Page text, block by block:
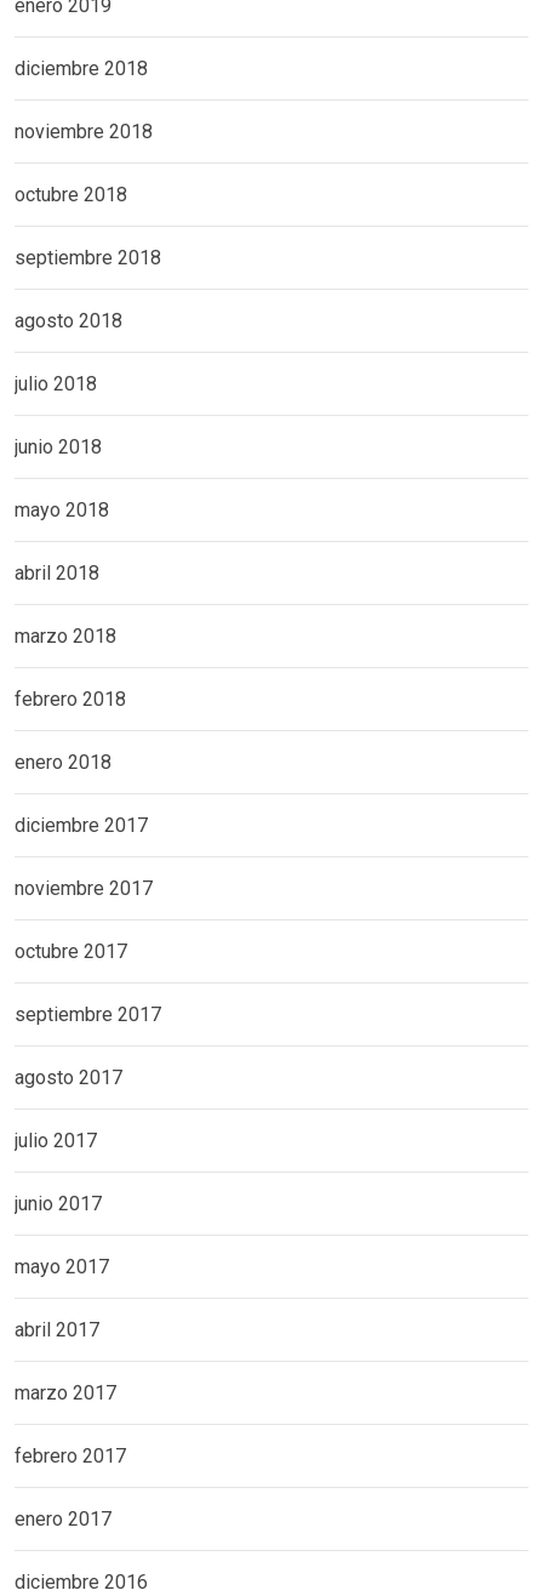
enero 2019
diciembre 2018
noviembre 2018
octubre 2018
septiembre 2018
agosto 2018
julio 2018
junio 2018
mayo 2018
abril 2018
marzo 2018
febrero 2018
enero 2018
diciembre 2017
noviembre 2017
octubre 2017
septiembre 2017
agosto 2017
julio 2017
junio 2017
mayo 2017
abril 2017
marzo 2017
febrero 2017
enero 2017
diciembre 2016